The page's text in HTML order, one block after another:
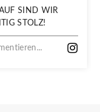
SIND WIR
STOLZ!